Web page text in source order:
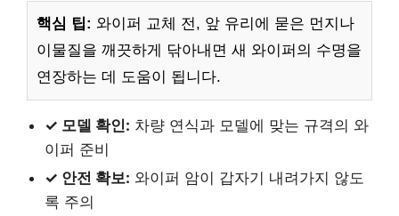
핵심 팁: 와이퍼 교체 전, 앞 유리에 묻은 먼지나
이물질을 깨끗하게 닦아내면 새 와이퍼의 수명을
연장하는 데 도움이 됩니다.
✓ 모델 확인: 차량 연식과 모델에 맞는 규격의 와
이퍼 준비
✓ 안전 확보: 와이퍼 암이 갑자기 내려가지 않도
록 주의